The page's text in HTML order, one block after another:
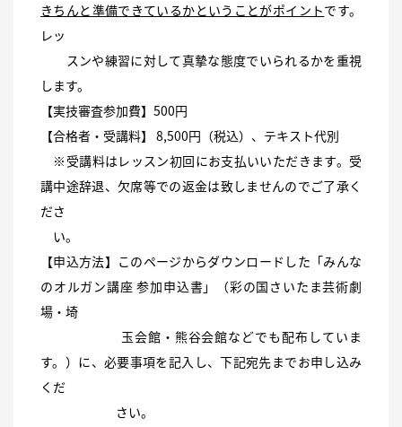
きちんと準備できているかということがポイントです。
レッ
スンや練習に対して真摯な態度でいられるかを重視
します。
【実技審査参加費】500円
【合格者・受講料】 8,500円（税込）、テキスト代別
※受講料はレッスン初回にお支払いいただきます。受
講中途辞退、欠席等での返金は致しませんのでご了承く
ださ
い。
【申込方法】このページからダウンロードした「みんな
のオルガン講座 参加申込書」（彩の国さいたま芸術劇
場・埼
玉会館・熊谷会館などでも配布していま
す。）に、必要事項を記入し、下記宛先までお申し込み
くだ
さい。